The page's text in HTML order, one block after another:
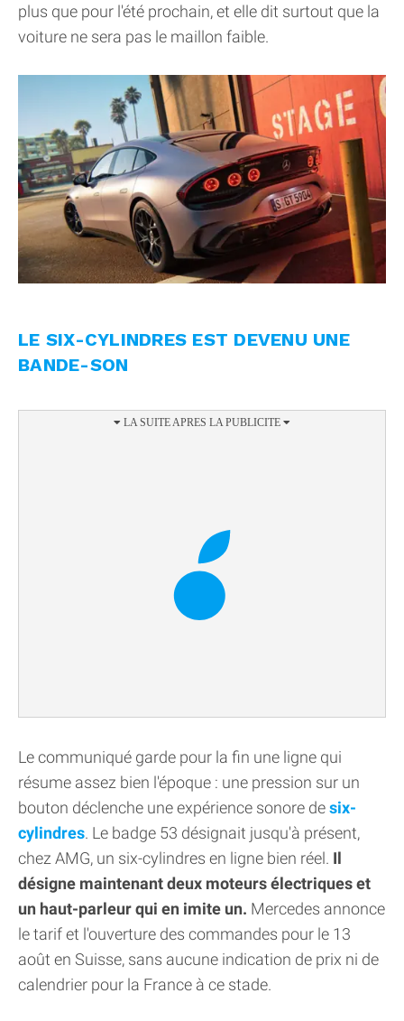
plus que pour l'été prochain, et elle dit surtout que la
voiture ne sera pas le maillon faible.
LE SIX-CYLINDRES EST DEVENU UNE
BANDE-SON
Le communiqué garde pour la fin une ligne qui
résume assez bien l'époque : une pression sur un
bouton déclenche une expérience sonore desix-
cylindres. Le badge 53 désignait jusqu'à présent,
chez AMG, un six-cylindres en ligne bien réel. Il
désigne maintenant deux moteurs électriques et
un haut-parleur qui en imite un. Mercedes annonce
le tarif et l'ouverture des commandes pour le 13
août en Suisse, sans aucune indication de prix ni de
calendrier pour la France à ce stade.